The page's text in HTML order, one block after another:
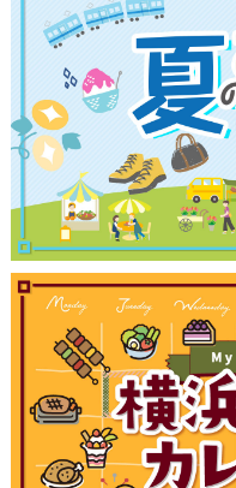
観光ガイド
ランキング
ブログ記事
サイトについて